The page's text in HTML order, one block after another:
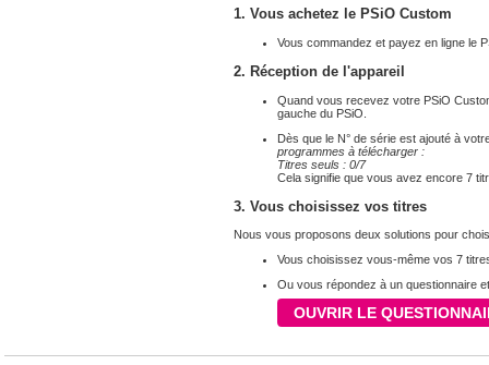
1. Vous achetez le PSiO Custom
Vous commandez et payez en ligne le
2. Réception de l'appareil
Quand vous recevez votre PSiO
gauche du PSiO.
Dès que le N° de série est ajouté à
programmes à télécharger :
Titres seuls : 0/7
Cela signifie que vous avez encore 7
3. Vous choisissez vos titres
Nous vous proposons deux solutions pour
Vous choisissez vous-même vos 7
Ou vous répondez à un questionnaire
OUVRIR LE